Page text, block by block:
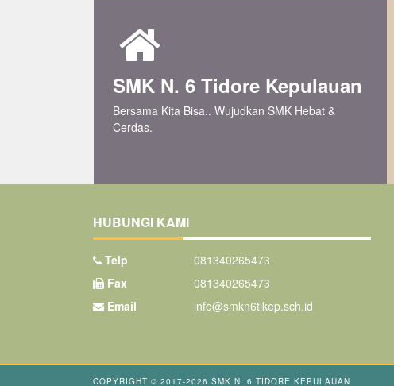
SMK N. 6 Tidore Kepulauan
Bersama Kita Bisa.. Wujudkan SMK Hebat &
Cerdas.
HUBUNGI KAMI
Telp
081340265473
Fax
081340265473
Email
info@smkn6tikep.sch.id
COPYRIGHT © 2017-2026 SMK N. 6 TIDORE KEPULAUAN